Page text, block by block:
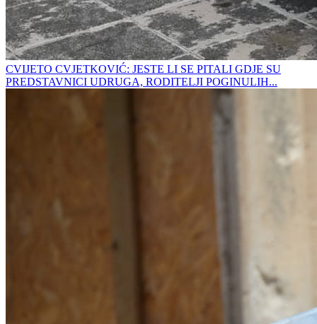
CVIJETO CVJETKOVIĆ: JESTE LI SE PITALI GDJE SU
PREDSTAVNICI UDRUGA, RODITELJI POGINULIH...